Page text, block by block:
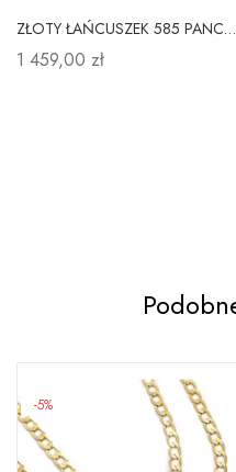
ZŁOTY ŁAŃCUSZEK 585 PANCERKA PEŁNA 50 cm
1 459,00 zł
-5%